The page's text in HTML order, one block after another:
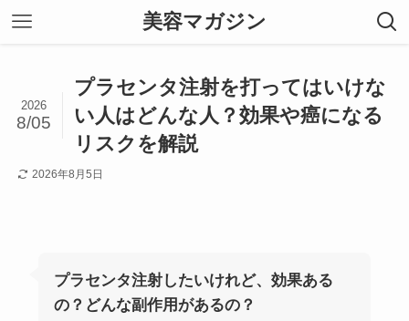
美容マガジン
プラセンタ注射を打ってはいけな
い人はどんな人？効果や癌になる
リスクを解説
2026
8/05
2026年8月5日
プラセンタ注射したいけれど、効果ある
の？どんな副作用があるの？